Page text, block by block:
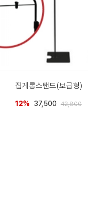
집게롱스탠드(보급형)
12% 37,500 42,800